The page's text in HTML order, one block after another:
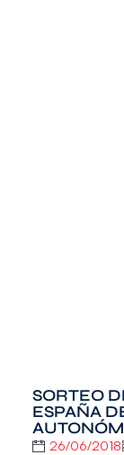
SORTEO
ESPAÑA
26/06/2018